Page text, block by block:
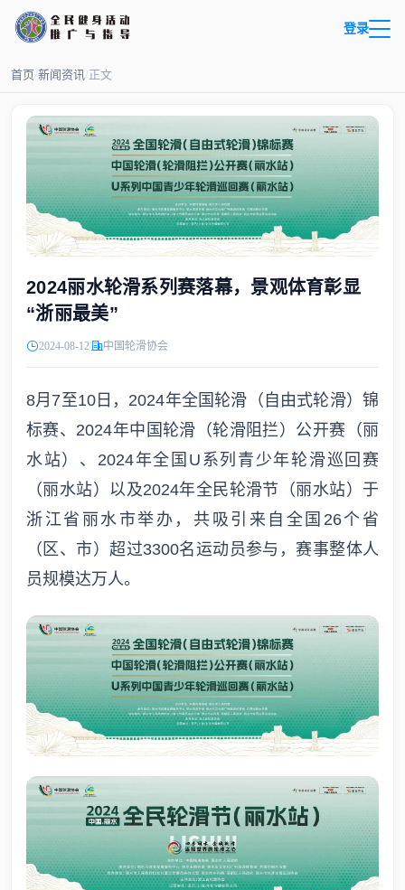
登录
首页/新闻资讯/正文
2024丽水轮滑系列赛落幕，景观体育彰显
“浙丽最美”
2024-08-12 中国轮滑协会
8月7至10日，2024年全国轮滑（自由式轮滑）锦
标赛、2024年中国轮滑（轮滑阻拦）公开赛（丽
水站）、2024年全国U系列青少年轮滑巡回赛
（丽水站）以及2024年全民轮滑节（丽水站）于
浙江省丽水市举办，共吸引来自全国26个省
（区、市）超过3300名运动员参与，赛事整体人
员规模达万人。